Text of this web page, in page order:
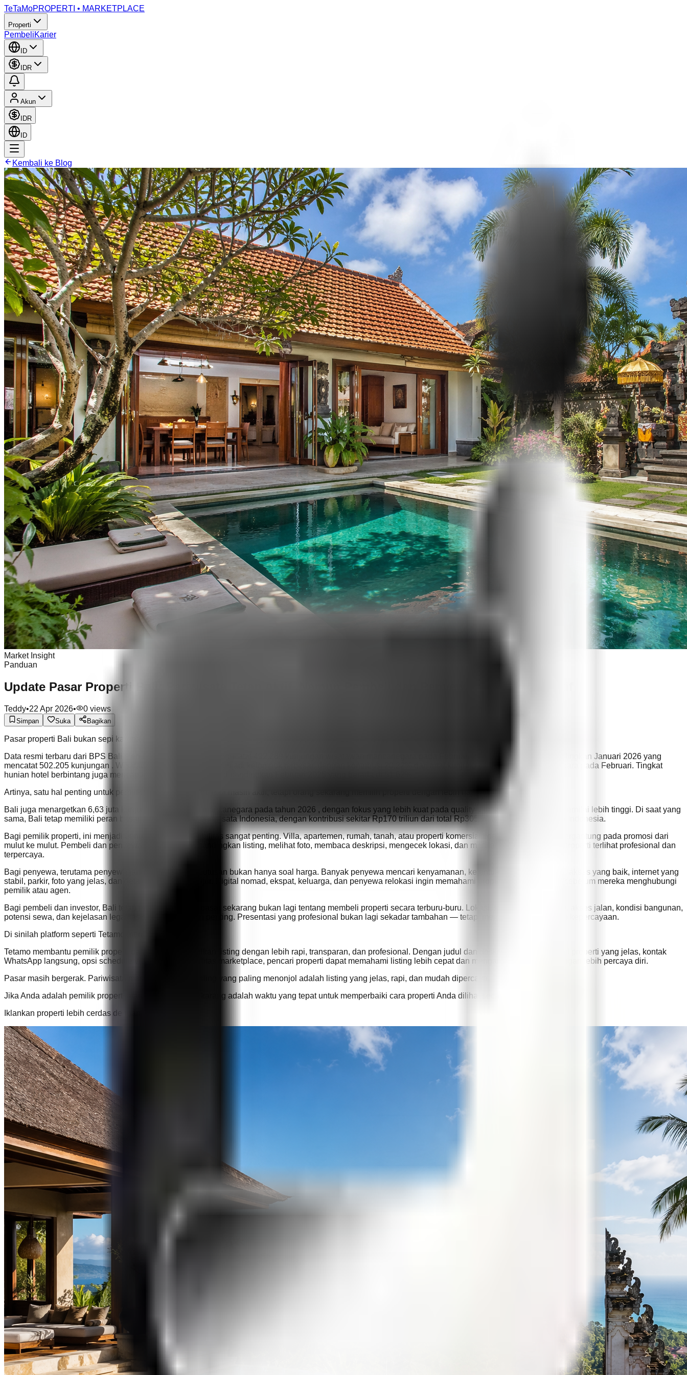
TeTaMoPROPERTI • MARKETPLACE
Properti
PembeliKarier
ID
IDR
Akun
IDR
ID
Kembali ke Blog
Market Insight
Panduan
Update Pasar Properti Bali: Pariwisata Tetap Aktif, Namun Pembeli dan Penyewa Semakin Selektif
Teddy•22 Apr 2026• 0 views
Simpan Suka Bagikan
Pasar properti Bali bukan sepi karena permintaan hilang. Pasar sedang berubah karena pembeli dan penyewa sekarang menjadi lebih selektif.
Data resmi terbaru dari BPS Bali menunjukkan bahwa Bali mencatat 492.289 kunjungan wisatawan mancanegara pada Februari 2026 , sedikit turun dibandingkan Januari 2026 yang
mencatat 502.205 kunjungan . Wisatawan Australia masih menjadi kelompok terbesar, dengan kontribusi 20,22% dari total kunjungan wisatawan mancanegara pada Februari. Tingkat
hunian hotel berbintang juga mencapai 55,44% , lebih tinggi dibandingkan Februari 2025 yang berada di 51,62% .
Artinya, satu hal penting untuk pemilik properti dan agen: Bali masih aktif, tetapi orang sekarang memilih properti dengan lebih hati-hati.
Bali juga menargetkan 6,63 juta kunjungan wisatawan mancanegara pada tahun 2026 , dengan fokus yang lebih kuat pada quality tourism dan wisatawan bernilai lebih tinggi. Di saat yang
sama, Bali tetap memiliki peran besar dalam ekonomi pariwisata Indonesia, dengan kontribusi sekitar Rp170 triliun dari total Rp305 triliun devisa pariwisata Indonesia.
Bagi pemilik properti, ini menjadi pengingat bahwa visibilitas sangat penting. Villa, apartemen, rumah, tanah, atau properti komersial tidak bisa lagi hanya bergantung pada promosi dari
mulut ke mulut. Pembeli dan penyewa sekarang membandingkan listing, melihat foto, membaca deskripsi, mengecek lokasi, dan menilai apakah informasi properti terlihat profesional dan
terpercaya.
Bagi penyewa, terutama penyewa jangka panjang, keputusan bukan hanya soal harga. Banyak penyewa mencari kenyamanan, ketentuan sewa yang jelas, akses yang baik, internet yang
stabil, parkir, foto yang jelas, dan detail properti yang jujur. Digital nomad, ekspat, keluarga, dan penyewa relokasi ingin memahami properti dengan mudah sebelum mereka menghubungi
pemilik atau agen.
Bagi pembeli dan investor, Bali tetap menarik. Namun pasar sekarang bukan lagi tentang membeli properti secara terburu-buru. Lokasi, status tanah, zoning, akses jalan, kondisi bangunan,
potensi sewa, dan kejelasan legalitas menjadi semakin penting. Presentasi yang profesional bukan lagi sekadar tambahan — tetapi membantu membangun kepercayaan.
Di sinilah platform seperti Tetamo menjadi penting.
Tetamo membantu pemilik properti dan agen menampilkan listing dengan lebih rapi, transparan, dan profesional. Dengan judul dan deskripsi bilingual, detail properti yang jelas, kontak
WhatsApp langsung, opsi schedule viewing, dan visibilitas marketplace, pencari properti dapat memahami listing lebih cepat dan mengambil keputusan dengan lebih percaya diri.
Pasar masih bergerak. Pariwisata masih aktif. Tetapi listing yang paling menonjol adalah listing yang jelas, rapi, dan mudah dipercaya.
Jika Anda adalah pemilik properti atau agen di Bali, sekarang adalah waktu yang tepat untuk memperbaiki cara properti Anda dilihat secara online.
Iklankan properti lebih cerdas dengan Tetamo.